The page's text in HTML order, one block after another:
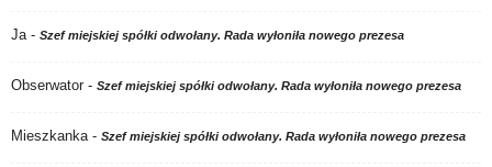
Ja- Szef miejskiej spółki odwołany. Rada wyłoniła nowego prezesa
Obserwator - Szef miejskiej spółki odwołany. Rada wyłoniła nowego prezesa
Mieszkanka- Szef miejskiej spółki odwołany. Rada wyłoniła nowego prezesa